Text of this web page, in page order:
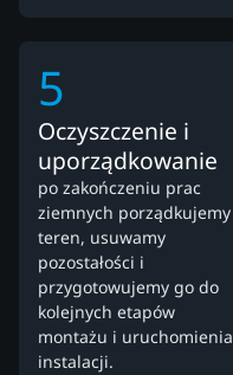
5
Oczyszczenie i
uporządkowanie
po zakończeniu prac
ziemnych porządkujemy
teren, usuwamy
pozostałości i
przygotowujemy go do
kolejnych etapów
montażu i uruchomienia
instalacji.